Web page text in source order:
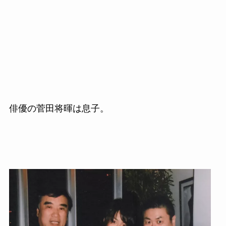
俳優の菅田将暉は息子。